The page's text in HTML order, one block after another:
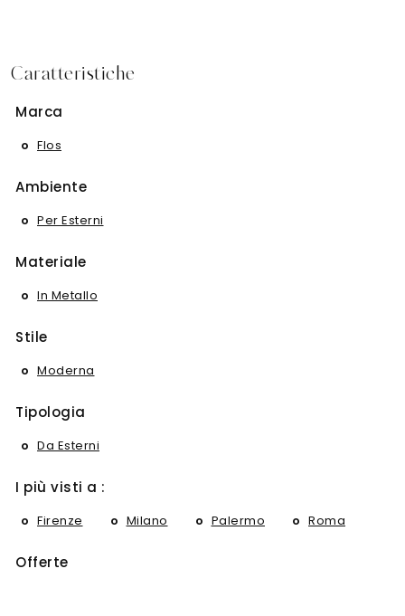
Caratteristiche
Marca
Flos
Ambiente
Per Esterni
Materiale
In Metallo
Stile
Moderna
Tipologia
Da Esterni
I più visti a :
Firenze Milano Palermo Roma
Offerte